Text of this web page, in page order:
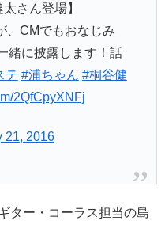
さん登場】
、CMでもおなじみ
緒に披露します！話
テ #浦ちゃん #桐谷健
2QfCpyXNFj
21, 2016
ター・コーラス担当の島